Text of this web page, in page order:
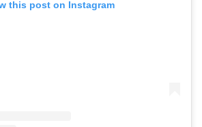
this post on Instagram